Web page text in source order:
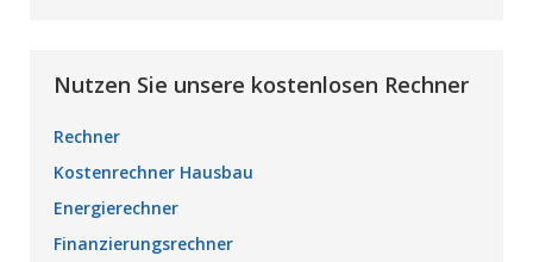
Nutzen Sie unsere kostenlosen Rechner
Rechner
Kostenrechner Hausbau
Energierechner
Finanzierungsrechner